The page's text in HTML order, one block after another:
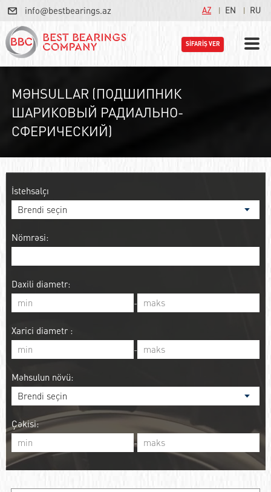
info@bestbearings.az AZ EN RU
SİFARİŞ VER
MƏHSULLAR (ПОДШИПНИК
ШАРИКОВЫЙ РАДИАЛЬНО-
СФЕРИЧЕСКИЙ)
İstehsalçı
Nömrəsi:
Daxili diametr:
-
Xarici diametr :
-
Məhsulun növü:
Çəkisi:
-